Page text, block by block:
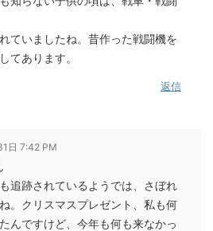
ていましたね。昔作った戦闘機を
てあります。
返信
日 7:42 PM
追跡されているようでは、さぼれ
。クリスマスプレゼント、私も何
んですけど、今年も何も来なかっ